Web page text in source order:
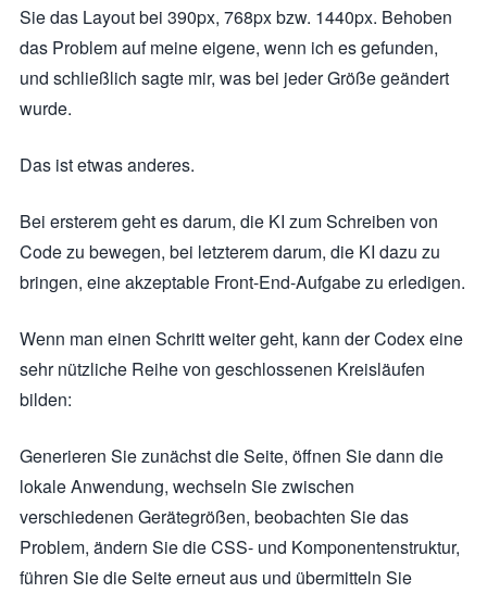
Sie das Layout bei 390px, 768px bzw. 1440px. Behoben
das Problem auf meine eigene, wenn ich es gefunden,
und schließlich sagte mir, was bei jeder Größe geändert
wurde.
Das ist etwas anderes.
Bei ersterem geht es darum, die KI zum Schreiben von
Code zu bewegen, bei letzterem darum, die KI dazu zu
bringen, eine akzeptable Front-End-Aufgabe zu erledigen.
Wenn man einen Schritt weiter geht, kann der Codex eine
sehr nützliche Reihe von geschlossenen Kreisläufen
bilden:
Generieren Sie zunächst die Seite, öffnen Sie dann die
lokale Anwendung, wechseln Sie zwischen
verschiedenen Gerätegrößen, beobachten Sie das
Problem, ändern Sie die CSS- und Komponentenstruktur,
führen Sie die Seite erneut aus und übermitteln Sie